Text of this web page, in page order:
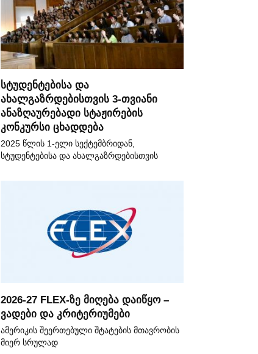
სტუდენტებისა და
ახალგაზრდებისთვის 3-თვიანი
ანაზღაურებადი სტაჟირების
კონკურსი ცხადდება
2025 წლის 1-ელი სექტემბრიდან,
სტუდენტებისა და ახალგაზრდებისთვის
2026-27 FLEX-ზე მიღება დაიწყო –
ვადები და კრიტერიუმები
ამერიკის შეერთებული შტატების მთავრობის
მიერ სრულად